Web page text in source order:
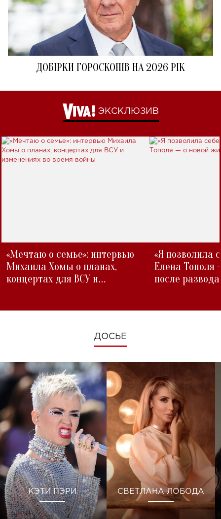
ДОБІРКИ ГОРОСКОПІВ НА 2026 РІК
ЭКСКЛЮЗИВ
«Мечтаю о семье»: интервью
Михаила Хомы о планах,
концертах для ВСУ и
«Я позволила
Елена Тополя
после развода
ДОСЬЕ
КЭТИ ПЭРИ СВЕТЛАНА ЛОБОДА